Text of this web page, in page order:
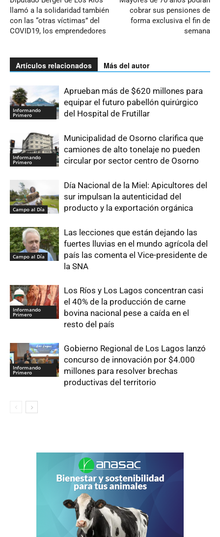
llamó a la solidaridad también
con las “otras víctimas” del
COVID19, los emprendedores
cobrar sus pensiones de
forma exclusiva el fin de
semana
Artículos relacionados Más del autor
Informando
Primero
Aprueban más de $620 millones para
equipar el futuro pabellón quirúrgico
del Hospital de Frutillar
Informando
Primero
Municipalidad de Osorno clarifica que
camiones de alto tonelaje no pueden
circular por sector centro de Osorno
Campo al Día
Día Nacional de la Miel: Apicultores del
sur impulsan la autenticidad del
producto y la exportación orgánica
Campo al Día
Las lecciones que están dejando las
fuertes lluvias en el mundo agrícola del
país las comenta el Vice-presidente de
la SNA
Informando
Primero
Los Ríos y Los Lagos concentran casi
el 40% de la producción de carne
bovina nacional pese a caída en el
resto del país
Informando
Primero
Gobierno Regional de Los Lagos lanzó
concurso de innovación por $4.000
millones para resolver brechas
productivas del territorio